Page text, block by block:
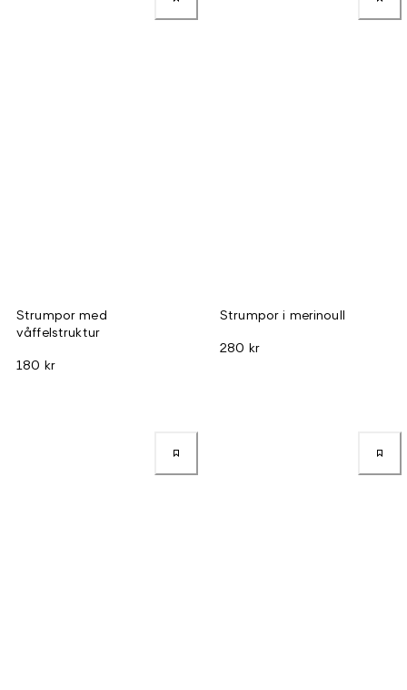
Strumpor med
våffelstruktur
180 kr
Strumpor i merinoull
280 kr